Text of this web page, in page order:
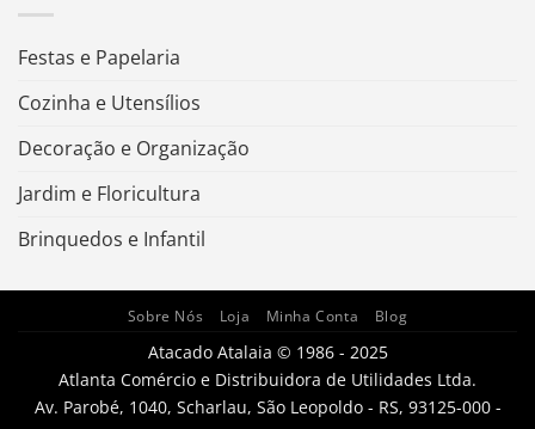
Festas e Papelaria
Cozinha e Utensílios
Decoração e Organização
Jardim e Floricultura
Brinquedos e Infantil
Sobre Nós Loja Minha Conta Blog
Atacado Atalaia © 1986 - 2025
Atlanta Comércio e Distribuidora de Utilidades Ltda.
Av. Parobé, 1040, Scharlau, São Leopoldo - RS, 93125-000 -